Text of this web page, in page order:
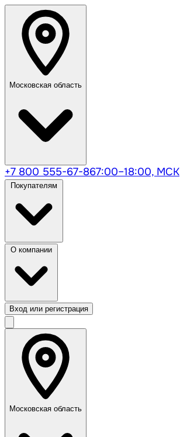
Московская область
+7 800 555-67-867:00–18:00, МСК
Вход или регистрация
Московская область